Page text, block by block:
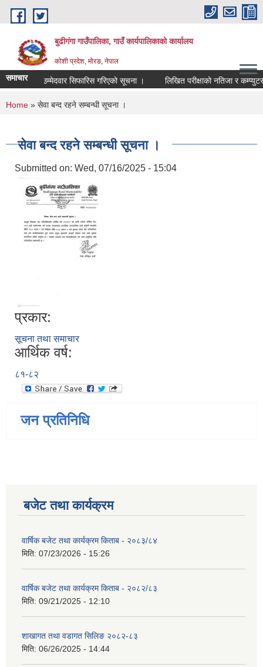
Skip to main content
बुढीगंगा गाउँपालिका, गाउँ कार्यपालिकाको कार्यालय
कोशी प्रदेश, मोरङ, नेपाल
समाचार उम्मेदवार सिफारिस गरिएको सूचना । लिखित परीक्षाको नतिजा र
You are here
Home » सेवा बन्द रहने सम्बन्धी सूचना ।
सेवा बन्द रहने सम्बन्धी सूचना ।
Submitted on: Wed, 07/16/2025 - 15:04
प्रकार:
सूचना तथा समाचार
आर्थिक वर्ष:
८१-८२
जन प्रतिनिधि
बजेट तथा कार्यक्रम
वार्षिक बजेट तथा कार्यक्रम किताब - २०८३/८४
मिति: 07/23/2026 - 15:26
वार्षिक बजेट तथा कार्यक्रम किताब - २०८२/८३
मिति: 09/21/2025 - 12:10
शाखागत तथा वडागत सिलिङ २०८२-८३
मिति: 06/26/2025 - 14:44